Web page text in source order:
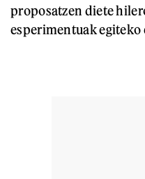
proposatzen diete
esperimentuak egiteko